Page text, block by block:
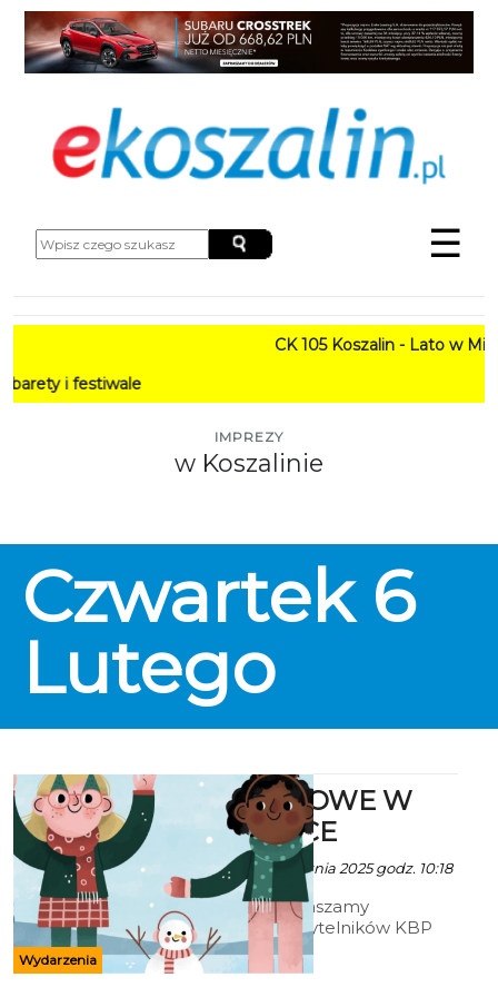
☰
CK 105 Koszalin - Lato w Mieście
IMPREZY
w Koszalinie
Czwartek 6
Lutego
Wydarzenia
FERIE ZIMOWE W
BIBLIOTECE
Ala za KBP - 21 Stycznia 2025 godz. 10:18
Serdecznie zapraszamy
najmłodszych czytelników KBP
na FERIE ZIMOWE W
BIBLIOTECE. Zajęcia będą